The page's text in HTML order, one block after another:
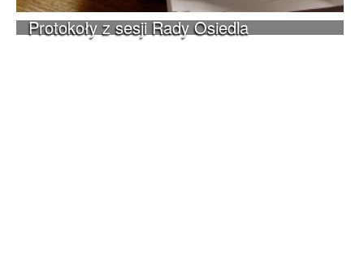
Protokoły z sesji Rady Osiedla